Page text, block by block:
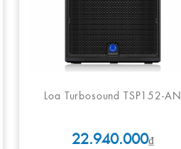
Loa Turbosound TSP152-AN
22.940.000₫